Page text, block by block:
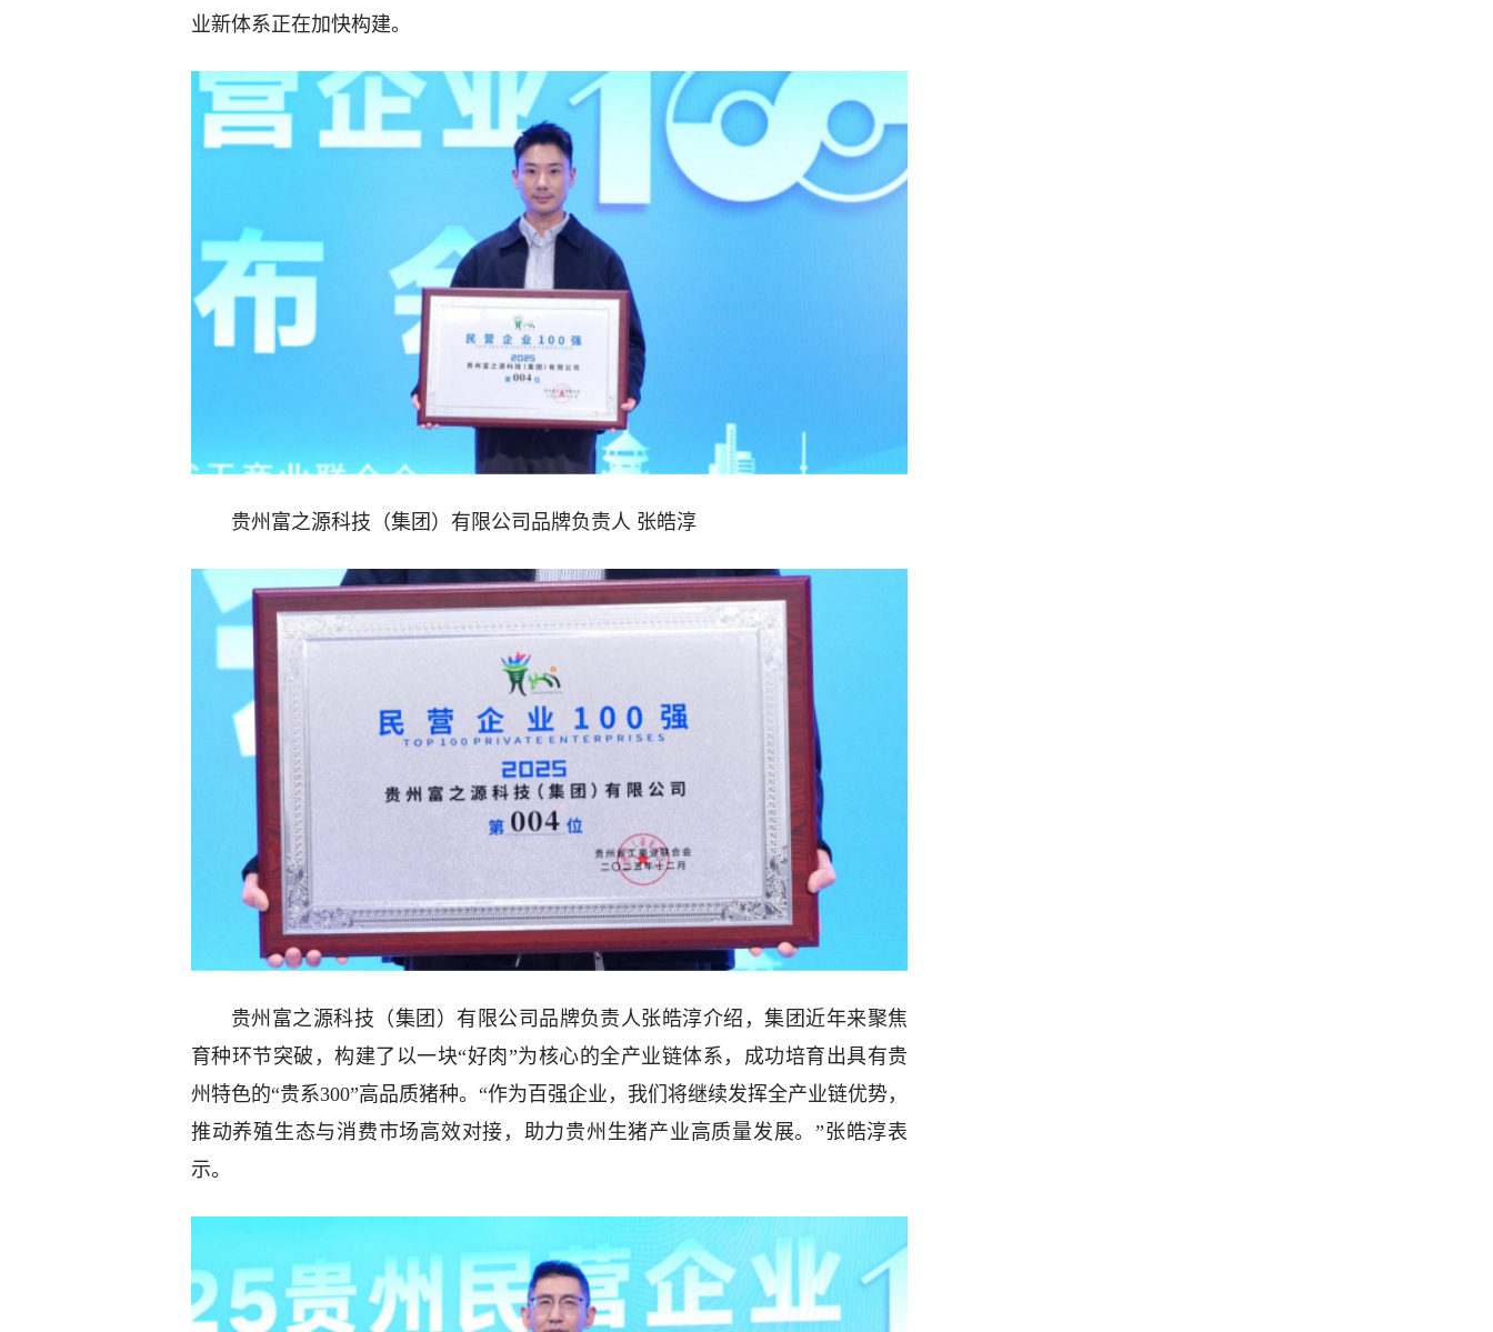
业新体系正在加快构建。
贵州富之源科技（集团）有限公司品牌负责人 张皓淳
贵州富之源科技（集团）有限公司品牌负责人张皓淳介绍，集团近年来聚焦
育种环节突破，构建了以一块“好肉”为核心的全产业链体系，成功培育出具有贵
州特色的“贵系300”高品质猪种。“作为百强企业，我们将继续发挥全产业链优势，
推动养殖生态与消费市场高效对接，助力贵州生猪产业高质量发展。”张皓淳表
示。